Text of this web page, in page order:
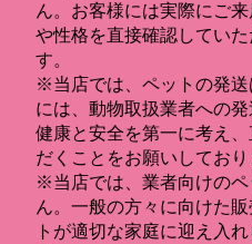
ん。お客様には実際にご
や性格を直接確認してい
す。
※当店では、ペットの発
には、動物取扱業者への
健康と安全を第一に考え
だくことをお願いしており
※当店では、業者向けの
ん。一般の方々に向けた
トが適切な家庭に迎え入